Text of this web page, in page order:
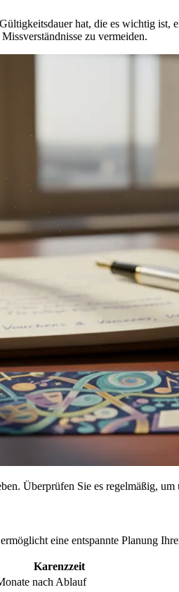
hat, die es wichtig
zu vermeiden.
Überprüfen Sie es regelmäßig,
eine entspannte Planung
Karenzzeit
nach Ablauf